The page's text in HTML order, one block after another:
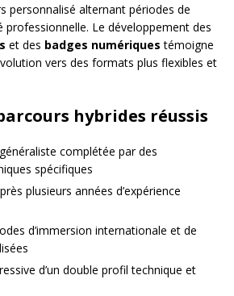
personnalisé alternant périodes de
professionnelle. Le développement des
et des badges numériques témoigne
vers des formats plus flexibles et
hybrides réussis
complétée par des
spécifiques
plusieurs années d’expérience
d’immersion internationale et de
d’un double profil technique et